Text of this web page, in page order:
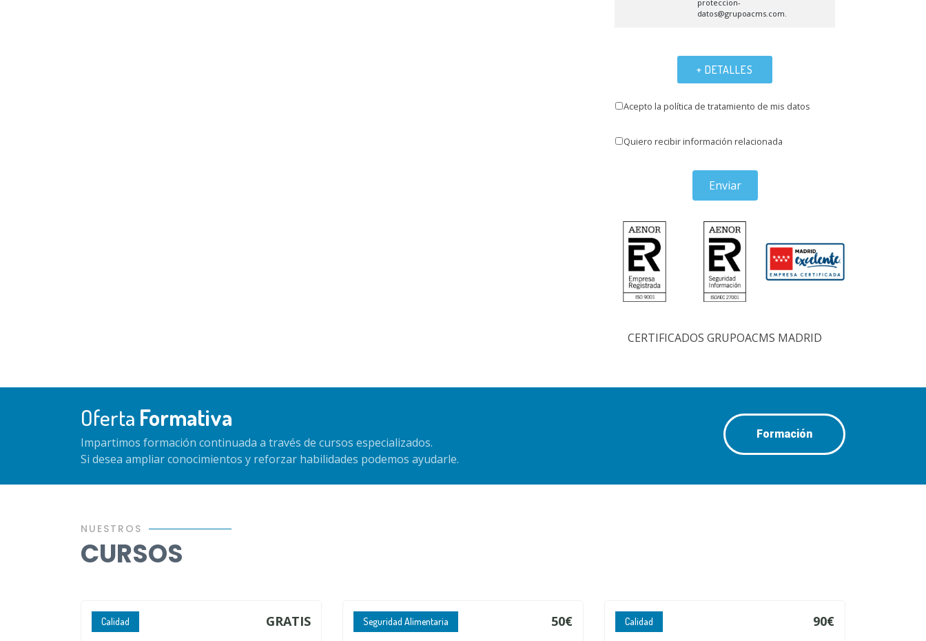
proteccion-
datos@grupoacms.com.
+ DETALLES
Acepto la política de tratamiento de mis datos
Quiero recibir información relacionada
Enviar
CERTIFICADOS GRUPOACMS MADRID
Oferta Formativa
Impartimos formación continuada a través de cursos especializados.
Si desea ampliar conocimientos y reforzar habilidades podemos ayudarle.
Formación
NUESTROS
CURSOS
Calidad GRATIS Seguridad Alimentaria 50€ Calidad 90€